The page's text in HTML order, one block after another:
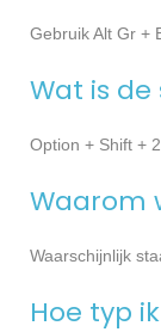
Gebruik Alt Gr +
Wat is
Option + Shift + 2.
Waarom
Waarschijnlijk
Hoe typ